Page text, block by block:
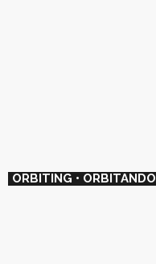
ORBITING • ORBITANDO